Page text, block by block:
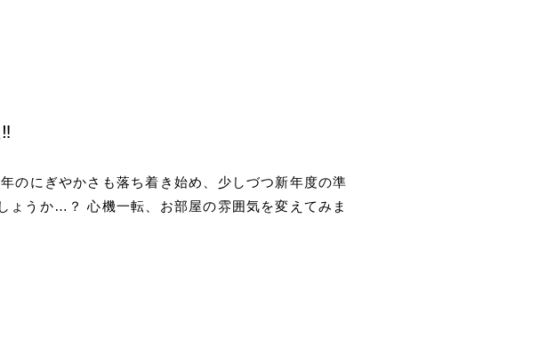
のにぎやかさも落ち着き始め、少しづつ新年度の準
ょうか…？ 心機一転、お部屋の雰囲気を変えてみま